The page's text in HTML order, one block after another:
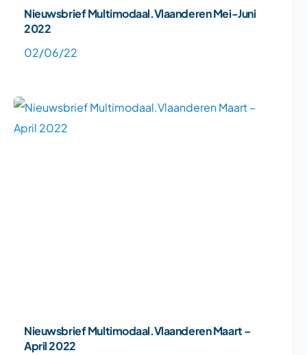
Nieuwsbrief Multimodaal.Vlaanderen Mei-Juni
2022
02/06/22
Nieuwsbrief Multimodaal.Vlaanderen Maart –
April 2022